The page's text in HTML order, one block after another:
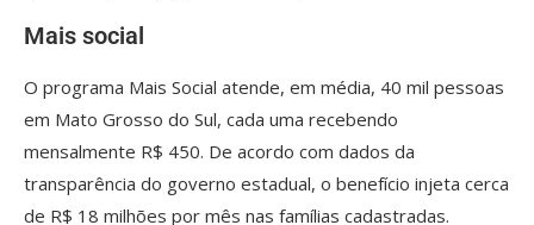
Mais social
O programa Mais Social atende, em média, 40 mil pessoas
em Mato Grosso do Sul, cada uma recebendo
mensalmente R$ 450. De acordo com dados da
transparência do governo estadual, o benefício injeta cerca
de R$ 18 milhões por mês nas famílias cadastradas.